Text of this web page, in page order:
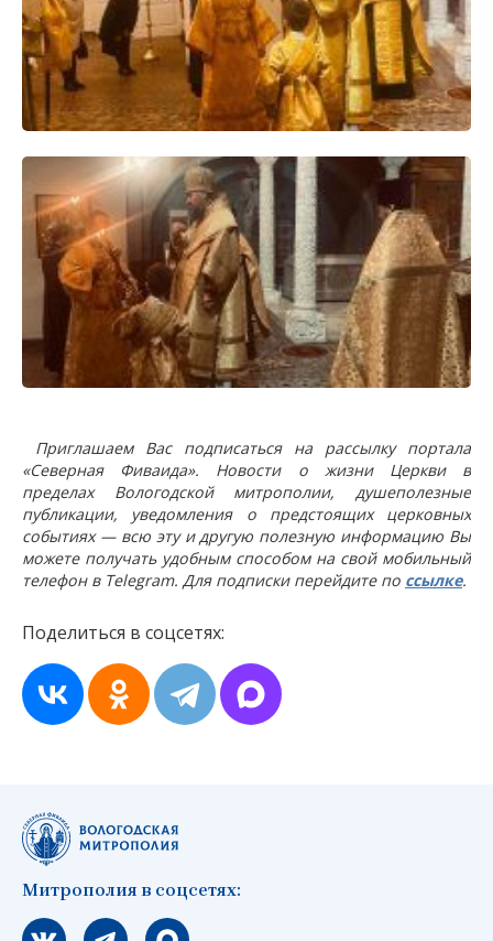
Приглашаем Вас подписаться на рассылку портала
«Северная Фиваида». Новости о жизни Церкви в
пределах Вологодской митрополии, душеполезные
публикации, уведомления о предстоящих церковных
событиях — всю эту и другую полезную информацию Вы
можете получать удобным способом на свой мобильный
телефон в Telegram. Для подписки перейдите по ссылке.
Поделиться в соцсетях:
Митрополия в соцсетях:
Мы вконтакте
Мы в telegram
Мы в Макс